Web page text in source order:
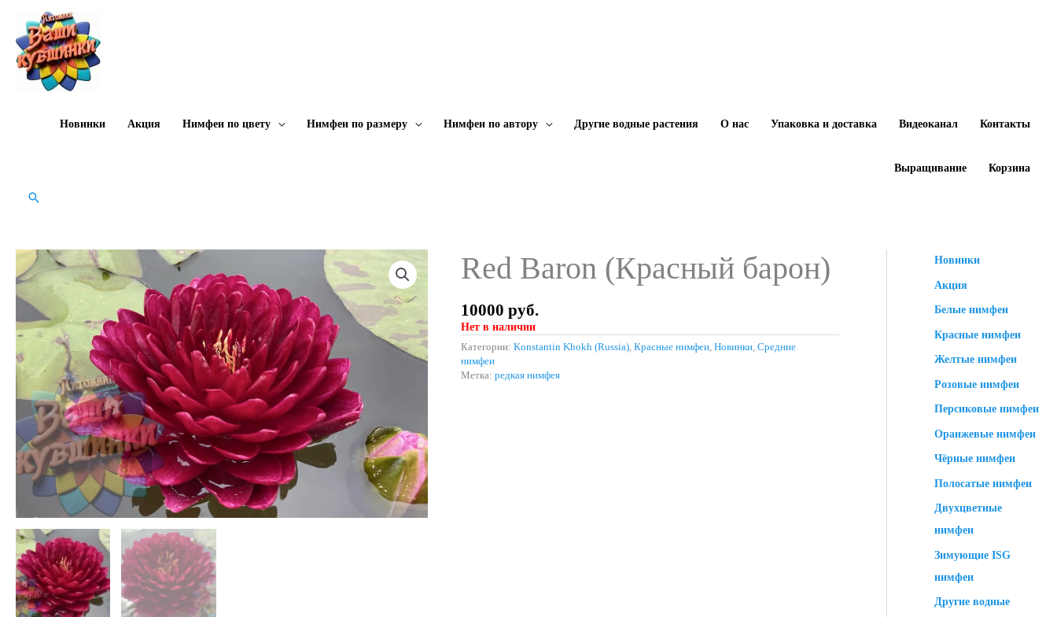
содержимому
Новинки Акция Нимфеи по цвету Нимфеи по размеру Нимфеи по автору Другие водные растения О нас Упаковка и доставка Видеоканал Контакты
Выращивание Корзина
Поиск
Red Baron (Красный барон)
10000 руб.
Нет в наличии
Категории: Konstantin Khokh (Russia), Красные нимфеи, Новинки, Средние
нимфеи
Метка: редкая нимфея
Новинки
Акция
Белые нимфеи
Красные нимфеи
Желтые нимфеи
Розовые нимфеи
Персиковые нимфеи
Оранжевые нимфеи
Чёрные нимфеи
Полосатые нимфеи
Двухцветные
нимфеи
Зимующие ISG
нимфеи
Другие водные